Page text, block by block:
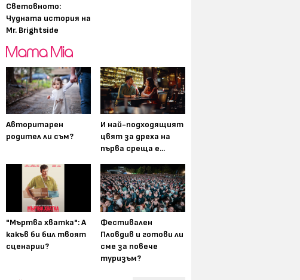
Световното:
Чудната история на
Mr. Brightside
Авторитарен
родител ли съм?
И най-подходящият
цвят за дреха на
първа среща е...
"Мъртва хватка": А
какъв би бил твоят
сценарии?
Фестивален
Пловдив и готови ли
сме за повече
туризъм?